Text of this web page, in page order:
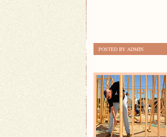
POSTED BY ADMIN